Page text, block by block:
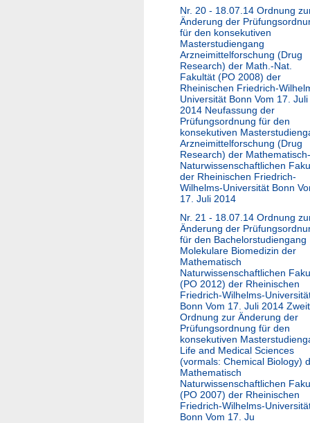
Nr. 20 - 18.07.14 Ordnung
Änderung der
für den konsekutiven
Masterstudiengang
Arzneimittelforschung (Drug
Research) der Math.-Nat.
Fakultät (PO 2008) der
Rheinischen Friedrich-
Universität Bonn Vom 17. Juli
2014 Neufassung der
Prüfungsordnung für den
konsekutiven
Arzneimittelforschung (Drug
Research) der Mathematisch-
Naturwissenschaftlichen
der Rheinischen Friedrich-
Wilhelms-Universität Bonn
17. Juli 2014
Nr. 21 - 18.07.14 Ordnung
Änderung der
für den Bachelorstudiengang
Molekulare Biomedizin der
Mathematisch
Naturwissenschaftlichen
(PO 2012) der Rheinischen
Friedrich-Wilhelms-
Bonn Vom 17. Juli 2014
Ordnung zur Änderung der
Prüfungsordnung für den
konsekutiven
Life and Medical Sciences
(vormals: Chemical Biology)
Mathematisch
Naturwissenschaftlichen
(PO 2007) der Rheinischen
Friedrich-Wilhelms-
Bonn Vom 17. Ju